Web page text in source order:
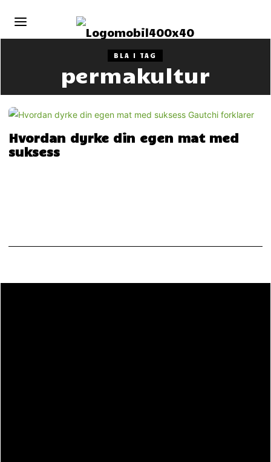
BLA I TAG
permakultur
Hvordan dyrke din egen mat med
suksess